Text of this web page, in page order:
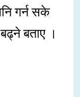
गर्न सके
बताए ।